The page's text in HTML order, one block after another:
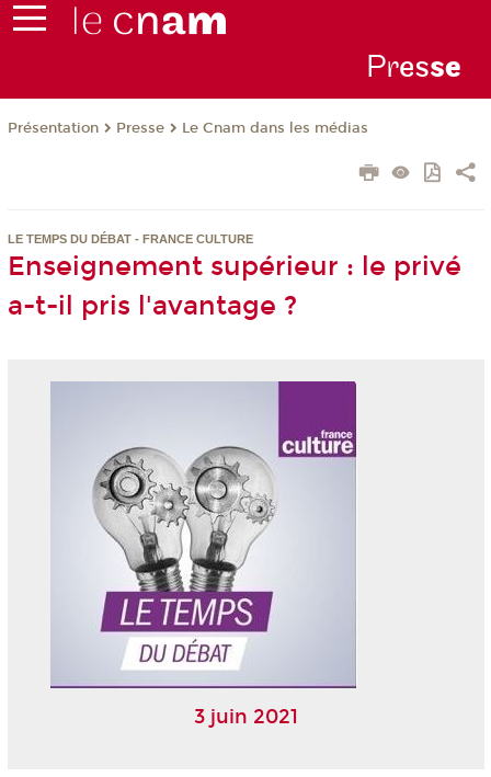
Presse
Présentation Presse Le Cnam dans les médias
LE TEMPS DU DÉBAT - FRANCE CULTURE
Enseignement supérieur : le privé
a-t-il pris l'avantage ?
3 juin 2021